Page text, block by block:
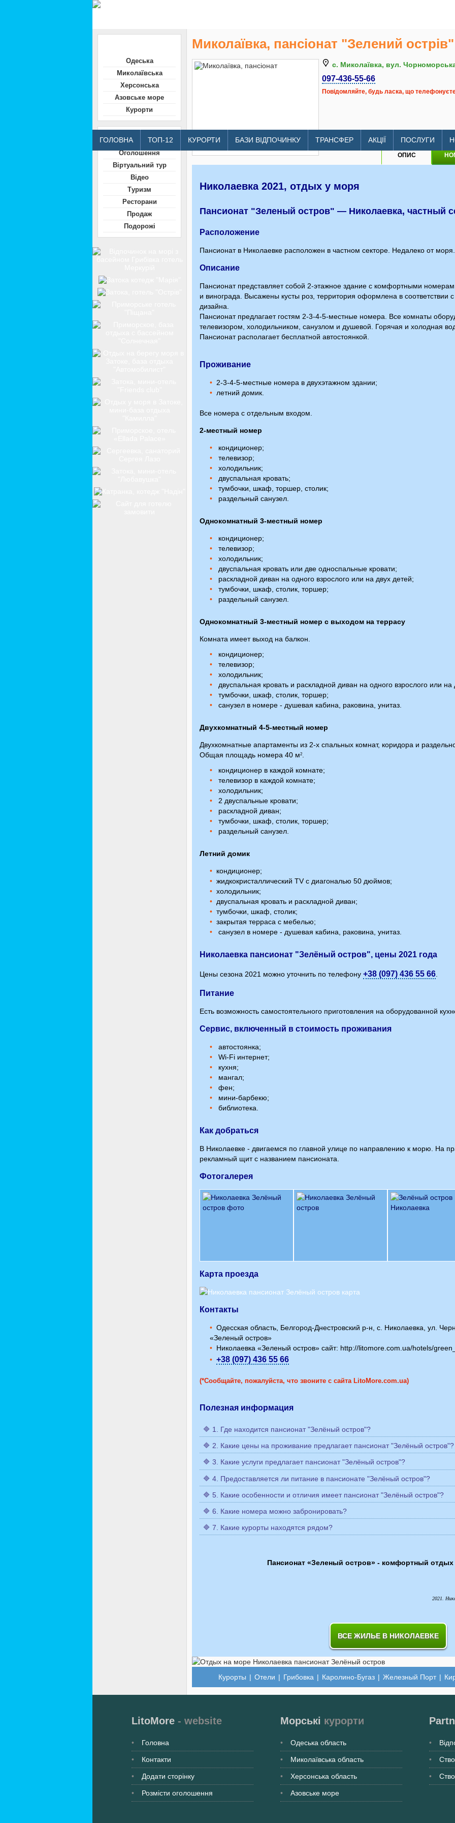
ГОЛОВНА ТОП-12 КУРОРТИ БАЗИ ВІДПОЧИНКУ ТРАНСФЕР АКЦІЇ ПОСЛУГИ
Одеська
Миколаївська
Херсонська
Азовське море
Курорти
Оголошення
Віртуальний тур
Відео
Туризм
Ресторани
Продаж
Подорожі
Миколаївка, пансіонат "Зелений острів"
с. Миколаївка, вул.
097-436-55-66
Повідомляйте, будь ласка, що
litomore.com.ua/hotels/
ОПИС
Николаевка 2021, отдых у моря
Пансионат "Зеленый остров" — Николаевка, частный
Расположение
Пансионат в Николаевке расположен в частном секторе. Недалеко от
Описание
Пансионат представляет собой 2-этажное здание с комфортными
и винограда. Высажены кусты роз, территория оформлена в соответствии
дизайна.
Пансионат предлагает гостям 2-3-4-5-местные номера. Все комнаты
телевизором, холодильником, санузлом и душевой. Горячая и холодная
Пансионат располагает бесплатной автостоянкой.
Проживание
2-3-4-5-местные номера в двухэтажном здании;
летний домик.
Все номера с отдельным входом.
2-местный номер
кондиционер;
телевизор;
холодильник;
двуспальная кровать;
тумбочки, шкаф, торшер, столик;
раздельный санузел.
Однокомнатный 3-местный номер
кондиционер;
телевизор;
холодильник;
двуспальная кровать или две односпальные кровати;
раскладной диван на одного взрослого или на двух детей;
тумбочки, шкаф, столик, торшер;
раздельный санузел.
Однокомнатный 3-местный номер с выходом на террасу
Комната имеет выход на балкон.
кондиционер;
телевизор;
холодильник;
двуспальная кровать и раскладной диван на одного взрослого или на
тумбочки, шкаф, столик, торшер;
санузел в номере - душевая кабина, раковина, унитаз.
Двухкомнатный 4-5-местный номер
Двухкомнатные апартаменты из 2-х спальных комнат, коридора и
Общая площадь номера 40 м2
кондиционер в каждой комнате;
телевизор в каждой комнате;
холодильник;
2 двуспальные кровати;
раскладной диван;
тумбочки, шкаф, столик, торшер;
раздельный санузел.
Летний домик
кондиционер;
жидкокристаллический ТV с диагональю 50 дюймов;
холодильник;
двуспальная кровать и раскладной диван;
тумбочки, шкаф, столик;
закрытая терраса с мебелью;
санузел в номере - душевая кабина, раковина, унитаз.
Николаевка пансионат "Зелёный остров", цены 2021 года
Цены сезона 2021 можно уточнить по телефону +38 (097) 436 55 66
Питание
Есть возможность самостоятельного приготовления на оборудованной
Сервис, включенный в стоимость проживания
автостоянка;
Wi-Fi интернет;
кухня;
мангал;
фен;
мини-барбекю;
библиотека.
Как добраться
В Николаевке - двигаемся по главной улице по направлению к морю. На
рекламный щит с названием пансионата.
Фотогалерея
Карта проезда
Контакты
Одесская область, Белгород-Днестровский р-н, с. Николаевка, ул.
«Зеленый остров»
Николаевка «Зеленый остров» сайт: http://litomore.com.ua/hotels/
+38 (097) 436 55 66
(*Сообщайте, пожалуйста, что звоните с сайта LitoMore.com.ua)
Полезная информация
🔷 1. Где находится пансионат "Зелёный остров"?
🔷 2. Какие цены на проживание предлагает пансионат "Зелёный остров"?
🔷 3. Какие услуги предлагает пансионат "Зелёный остров"?
🔷 4. Предоставляется ли питание в пансионате "Зелёный остров"?
🔷 5. Какие особенности и отличия имеет пансионат "Зелёный остров"?
🔷 6. Какие номера можно забронировать?
🔷 7. Какие курорты находятся рядом?
Пансионат «Зеленый остров» - комфортный отдых
2021.
ВСЕ ЖИЛЬЕ В НИКОЛАЕВКЕ
Курорты | Отели | Грибовка | Каролино-Бугаз | Железный Порт |
LitoMore - website
Головна
Контакти
Додати сторінку
Розмісти оголошення
Морські курорти
Одеська область
Миколаївська область
Херсонська область
Азовське море